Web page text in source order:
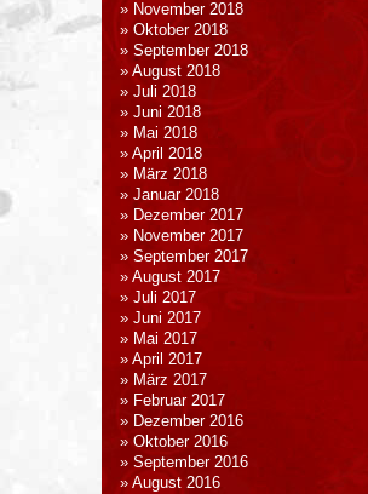
November 2018
Oktober 2018
September 2018
August 2018
Juli 2018
Juni 2018
Mai 2018
April 2018
März 2018
Januar 2018
Dezember 2017
November 2017
September 2017
August 2017
Juli 2017
Juni 2017
Mai 2017
April 2017
März 2017
Februar 2017
Dezember 2016
Oktober 2016
September 2016
August 2016